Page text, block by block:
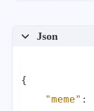
Json
{
"meme" :